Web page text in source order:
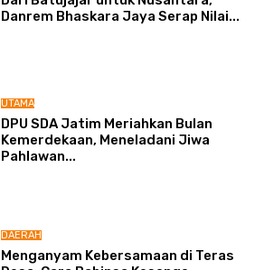
Danrem Bhaskara Jaya Serap Nilai...
UTAMA
DPU SDA Jatim Meriahkan Bulan
Kemerdekaan, Meneladani Jiwa
Pahlawan...
DAERAH
Menganyam Kebersamaan di Teras